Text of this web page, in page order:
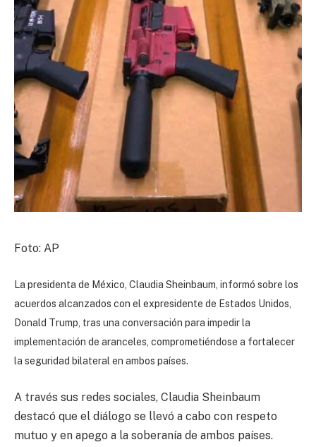
Foto: AP
La presidenta de México, Claudia Sheinbaum, informó sobre los
acuerdos alcanzados con el expresidente de Estados Unidos,
Donald Trump, tras una conversación para impedir la
implementación de aranceles, comprometiéndose a fortalecer
la seguridad bilateral en ambos países.
A través sus redes sociales, Claudia Sheinbaum
destacó que el diálogo se llevó a cabo con respeto
mutuo y en apego a la soberanía de ambos países.